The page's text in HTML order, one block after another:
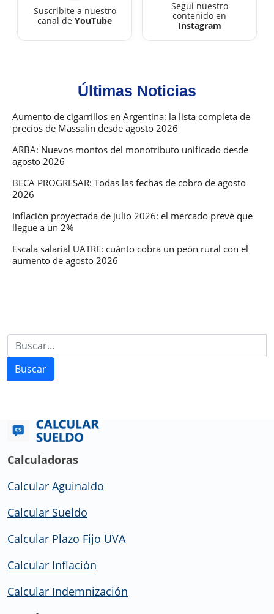
Suscribite a nuestro
canal de YouTube
Segui nuestro
contenido en
Instagram
Últimas Noticias
Aumento de cigarrillos en Argentina: la lista completa de
precios de Massalin desde agosto 2026
ARBA: Nuevos montos del monotributo unificado desde
agosto 2026
BECA PROGRESAR: Todas las fechas de cobro de agosto
2026
Inflación proyectada de julio 2026: el mercado prevé que
llegue a un 2%
Escala salarial UATRE: cuánto cobra un peón rural con el
aumento de agosto 2026
Buscar
Calculadoras
Calcular Aguinaldo
Calcular Sueldo
Calcular Plazo Fijo UVA
Calcular Inflación
Calcular Indemnización